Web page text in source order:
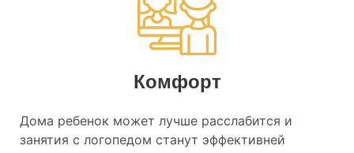
Комфорт
Дома ребенок может лучше расслабится и
занятия с логопедом станут эффективней